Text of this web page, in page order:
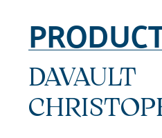
DAVAULT